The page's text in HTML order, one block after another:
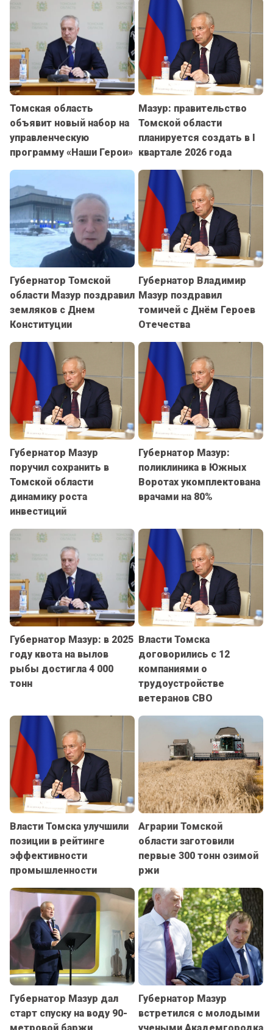
Томская область
объявит новый набор на
управленческую
программу «Наши Герои»
Мазур: правительство
Томской области
планируется создать в I
квартале 2026 года
Губернатор Томской
области Мазур поздравил
земляков с Днем
Конституции
Губернатор Владимир
Мазур поздравил
томичей с Днём Героев
Отечества
Губернатор Мазур
поручил сохранить в
Томской области
динамику роста
инвестиций
Губернатор Мазур:
поликлиника в Южных
Воротах укомплектована
врачами на 80%
Губернатор Мазур: в 2025
году квота на вылов
рыбы достигла 4 000
тонн
Власти Томска
договорились с 12
компаниями о
трудоустройстве
ветеранов СВО
Власти Томска улучшили
позиции в рейтинге
эффективности
промышленности
Аграрии Томской
области заготовили
первые 300 тонн озимой
ржи
Губернатор Мазур дал
старт спуску на воду 90-
Губернатор Мазур
встретился с молодыми